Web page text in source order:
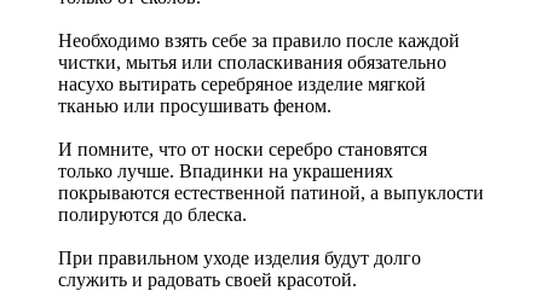
Необходимо взять себе за правило после каждой
чистки, мытья или споласкивания обязательно
насухо вытирать серебряное изделие мягкой
тканью или просушивать феном.
И помните, что от носки серебро становятся
только лучше. Впадинки на украшениях
покрываются естественной патиной, а выпуклости
полируются до блеска.
При правильном уходе изделия будут долго
служить и радовать своей красотой.